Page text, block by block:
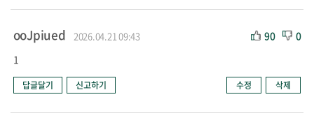
ooJpiued 2026.04.21 09:43 90
0
1
답글달기 신고하기 수정 삭제